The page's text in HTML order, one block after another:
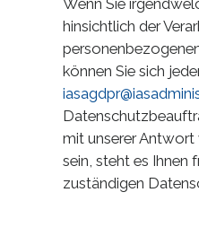
Wenn Sie
hinsichtlich der
können Sie sich
mit unserer Antwort
sein, steht es Ihnen
zuständigen